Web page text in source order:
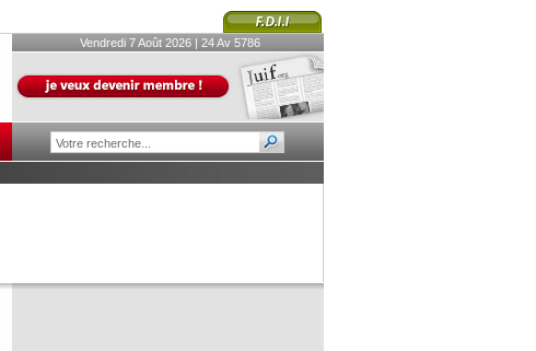
Vendredi 7 Août 2026 | 24 Av 5786